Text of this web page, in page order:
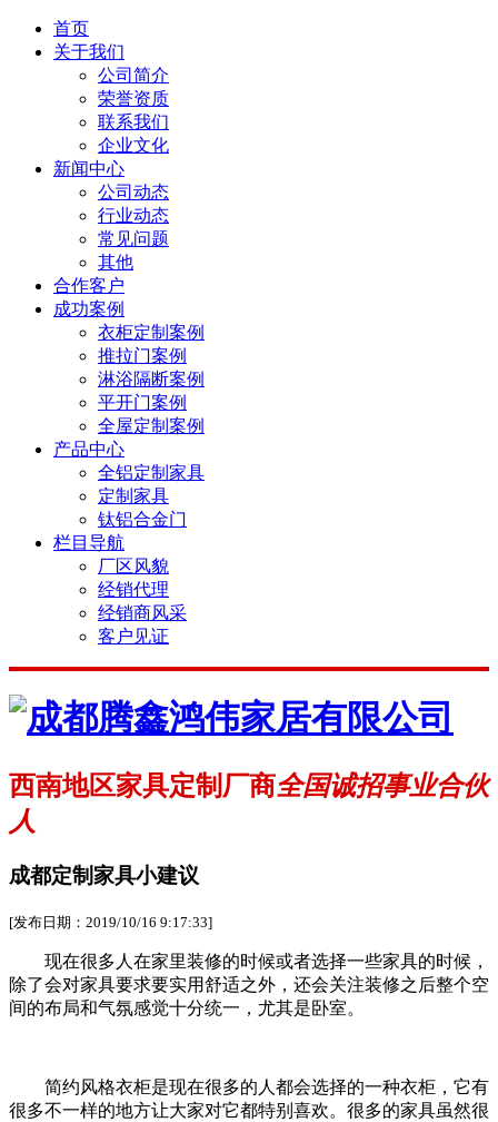
首页
关于我们
公司简介
荣誉资质
联系我们
企业文化
新闻中心
公司动态
行业动态
常见问题
其他
合作客户
成功案例
衣柜定制案例
推拉门案例
淋浴隔断案例
平开门案例
全屋定制案例
产品中心
全铝定制家具
定制家具
钛铝合金门
栏目导航
厂区风貌
经销代理
经销商风采
客户见证
西南地区家具定制厂商全国诚招事业合伙
人
成都定制家具小建议
[发布日期：2019/10/16 9:17:33]
现在很多人在家里装修的时候或者选择一些家具的时候，
除了会对家具要求要实用舒适之外，还会关注装修之后整个空
间的布局和气氛感觉十分统一，尤其是卧室。
简约风格衣柜是现在很多的人都会选择的一种衣柜，它有
很多不一样的地方让大家对它都特别喜欢。很多的家具虽然很